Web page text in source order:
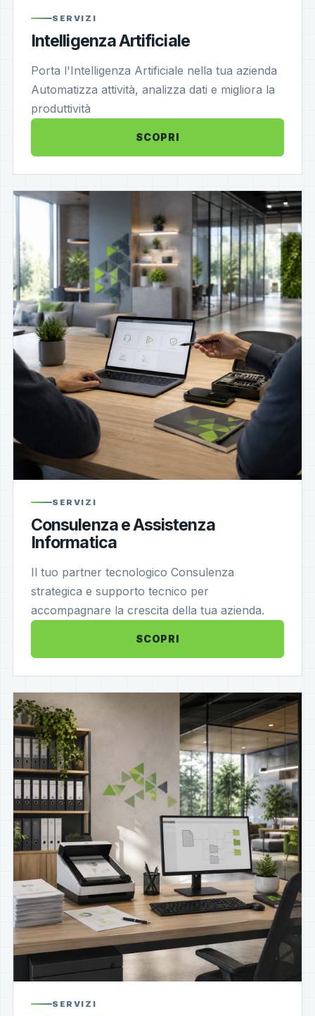
SERVIZI
Intelligenza Artificiale
Porta l'Intelligenza Artificiale nella tua azienda
Automatizza attività, analizza dati e migliora la
produttività
SCOPRI
SERVIZI
Consulenza e Assistenza
Informatica
Il tuo partner tecnologico Consulenza
strategica e supporto tecnico per
accompagnare la crescita della tua azienda.
SCOPRI
SERVIZI